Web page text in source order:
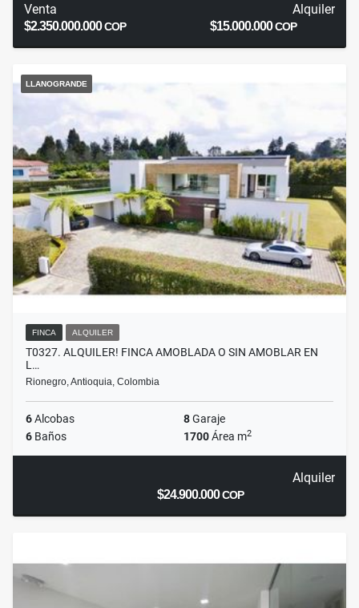
Venta
$2.350.000.000COP
Alquiler
$15.000.000COP
LLANOGRANDE
FINCA ALQUILER
T0327. ALQUILER! FINCA AMOBLADA O SIN AMOBLAR EN
L…
Rionegro, Antioquia, Colombia
6Alcobas 8Garaje
6 Baños 1700Área m2
Alquiler
$24.900.000COP